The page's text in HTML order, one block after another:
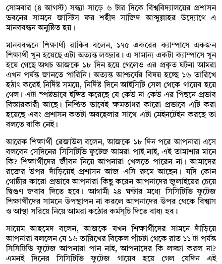
সোমবার (৪ আগস্ট) সন্ধ্যা সাড়ে ৬ টার দিকে বিশ্ববিদ্যালয়ের প্রশাসন
ভবনের সামনে জাস্টিস ফর শহীদ সাজিদ আব্দুল্লাহর উদ্যোগে এ
মানববন্ধন অনুষ্ঠিত হয়।
মানববন্ধনে শিক্ষার্থী রাকিব বলেন, ১৭৫ একরের ক্যাম্পাসে একজন
শিক্ষার্থী খুন হয়েছে এটা অত্যন্ত লজ্জার। এ সামান্য একটা ক্যাম্পাসে খুন
হয়ে গেছে অথচ আজকে ১৮ দিন হয়ে গেলেও এর প্রকৃত ঘটনা আমরা
এখন পর্যন্ত জানতে পারিনি। অত্যন্ত আশ্চর্যের বিষয় হচ্ছে ১৬ তারিখে
হঠাৎ করেই নির্দিষ্ট সময়ে, নির্দিষ্ট দিনে আইসিটি সেল থেকে গায়েব হয়ে
গেল। এটা স্পষ্টভাবে ইঙ্গিত করেছে যে কেউ না কেউ এর পিছনে প্রভাব
বিস্তারকারী আছে। নিশ্চিত ভাবেই ক্ষমতাধর কারো প্রভাবে এটি করা
হয়েছে এবং প্রশাসন কতটা অবহেলার সাথে এটা মেইনটেইন করছে তা
বলতে বাকি নেই।
আরেক শিক্ষার্থী রেজাউল বলেন, আজকে ১৮ দিন পরে আপনারা এসে
বলবেন সেদিনের সিসিটিভি ফুটেজ আমরা পাই নাই, এই তামাশার মানে
কি? শিক্ষার্থীদের জীবন নিয়ে আপনারা খেলতে পারেন না। আমাদের
রক্তের উপর দাঁড়িয়েই প্রশাসন আজ এসি রুমে আছেন। যদি কোন
গোষ্ঠীর কারো প্রভাবে আপনারা কিছু করেন আপনাদের জুলাইয়ের চেয়ে
দ্বিগুণ জবাব দিতে হবে। আগামী ২৪ ঘন্টার মধ্যে সিসিটিভি ফুটেজ
শিক্ষার্থীদের সামনে উপস্থাপন না করলে আপনাদের উপর থেকে বিশ্বাস
ও আস্থা সরিয়ে নিয়ে আমরা কঠোর কর্মসূচি দিতে বাধ্য হব।
সায়েম আহমেদ বলেন, আজকে যখন শিক্ষার্থীদের সামনে দাঁড়িয়ে
আপনারা বললেন যে ১৬ তারিখের বিকেল পাঁচটা থেকে রাত ১১ টা পর্যন্ত
সিসিটিভি ফুটেজ আপনারা পান নাই, আপনাদের কি লজ্জা করল না?
এমনই দিনের সিসিটিভি ফুটেজ গায়েব হয়ে গেল যেদিন এই